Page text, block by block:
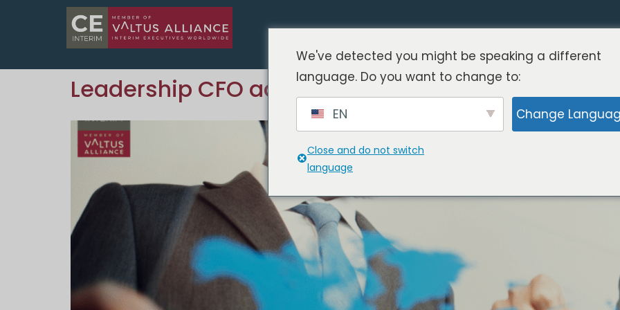
Leadership CFO ad interim durante l'espansione
We've detected you might be speaking a different
language. Do you want to change to:
EN Change
Close and do not switch
language